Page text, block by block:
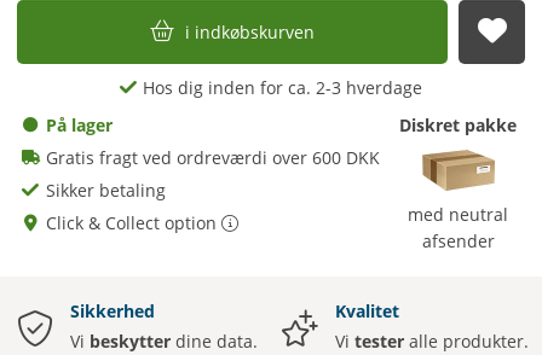
i indkøbskurven
Hos dig inden for ca. 2-3 hverdage
På lager
Gratis fragt ved ordreværdi over 600 DKK
Sikker betaling
Click & Collect option
Diskret pakke
med neutral
afsender
Sikkerhed
Vi beskytter dine data.
Kvalitet
Vi tester alle produkter.